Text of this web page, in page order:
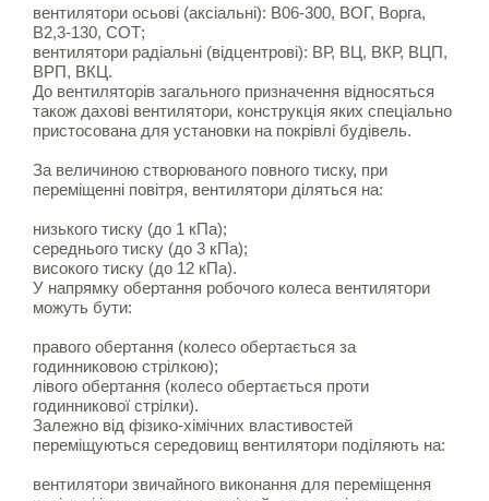
вентилятори осьові (аксіальні): В06-300, ВОГ, Ворга,
В2,3-130, СОТ;
вентилятори радіальні (відцентрові): ВР, ВЦ, ВКР, ВЦП,
ВРП, ВКЦ.
До вентиляторів загального призначення відносяться
також дахові вентилятори, конструкція яких спеціально
пристосована для установки на покрівлі будівель.
За величиною створюваного повного тиску, при
переміщенні повітря, вентилятори діляться на:
низького тиску (до 1 кПа);
середнього тиску (до 3 кПа);
високого тиску (до 12 кПа).
У напрямку обертання робочого колеса вентилятори
можуть бути:
правого обертання (колесо обертається за
годинниковою стрілкою);
лівого обертання (колесо обертається проти
годинникової стрілки).
Залежно від фізико-хімічних властивостей
переміщуються середовищ вентилятори поділяють на:
вентилятори звичайного виконання для переміщення